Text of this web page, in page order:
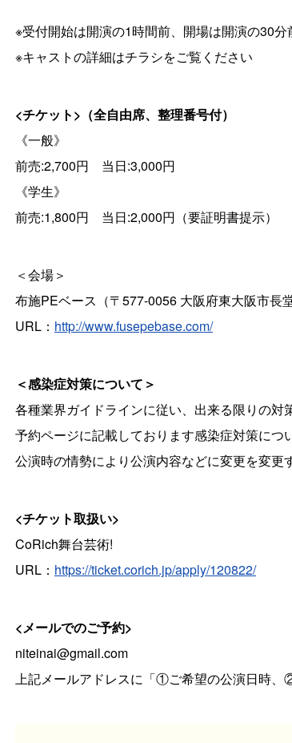
※受付開始は開演の1時間前、開場は開演の30分
※キャストの詳細はチラシをご覧ください
<チケット>（全自由席、整理番号付）
《一般》
前売:2,700円 当日:3,000円
《学生》
前売:1,800円 当日:2,000円（要証明書提示）
＜会場＞
布施PEベース（〒577-0056 大阪府東大阪市長
URL： http://www.fusepebase.com/
＜感染症対策について＞
各種業界ガイドラインに従い、出来る限りの対
予約ページに記載しております感染症対策につ
公演時の情勢により公演内容などに変更を変更
<チケット取扱い>
CoRich舞台芸術!
URL： https://ticket.corich.jp/apply/120822/
<メールでのご予約>
niteinai@gmail.com
上記メールアドレスに「①ご希望の公演日時